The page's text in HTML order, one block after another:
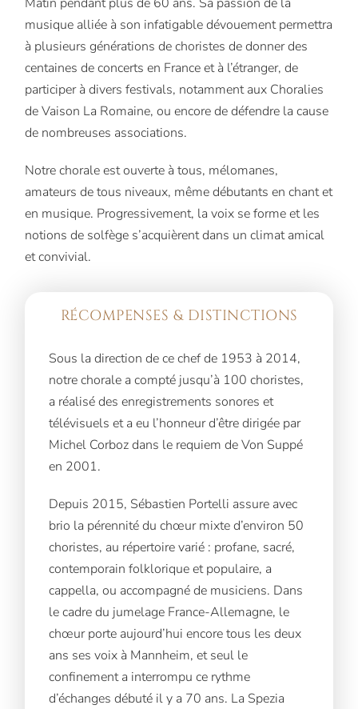
musique alliée à son infatigable dévouement permettra
à plusieurs générations de choristes de donner des
centaines de concerts en France et à l’étranger, de
participer à divers festivals, notamment aux Choralies
de Vaison La Romaine, ou encore de défendre la cause
de nombreuses associations.
Notre chorale est ouverte à tous, mélomanes,
amateurs de tous niveaux, même débutants en chant et
en musique. Progressivement, la voix se forme et les
notions de solfège s’acquièrent dans un climat amical
et convivial.
RÉCOMPENSES & DISTINCTIONS
Sous la direction de ce chef de 1953 à 2014,
notre chorale a compté jusqu’à 100 choristes,
a réalisé des enregistrements sonores et
télévisuels et a eu l’honneur d’être dirigée par
Michel Corboz dans le requiem de Von Suppé
en 2001.
Depuis 2015, Sébastien Portelli assure avec
brio la pérennité du chœur mixte d’environ 50
choristes, au répertoire varié : profane, sacré,
contemporain folklorique et populaire, a
cappella, ou accompagné de musiciens. Dans
le cadre du jumelage France-Allemagne, le
chœur porte aujourd’hui encore tous les deux
ans ses voix à Mannheim, et seul le
confinement a interrompu ce rythme
d’échanges débuté il y a 70 ans. La Spezia